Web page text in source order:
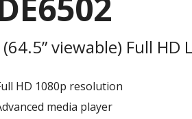
(64.5” viewable) Full
HD 1080p resolution
media player